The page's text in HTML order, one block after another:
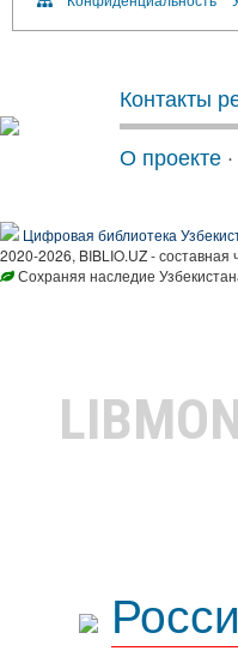
Контакты
О проекте ·
Цифровая библиотека
2020-2026, BIBLIO.UZ -
Сохраняя наследие